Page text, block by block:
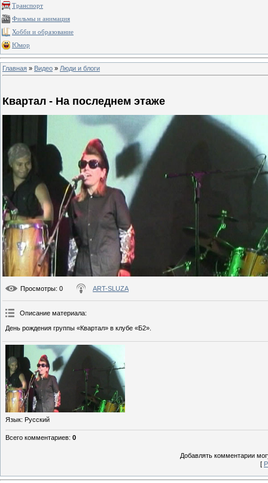
Транспорт
Фильмы и анимация
Хобби и образование
Юмор
Главная » Видео » Люди и блоги
Квартал - На последнем этаже
Просмотры: 0 ART-SLUZA
Описание материала:
День рождения группы «Квартал» в клубе «Б2».
Язык: Русский
Всего комментариев: 0
Добавлять комментарии
[